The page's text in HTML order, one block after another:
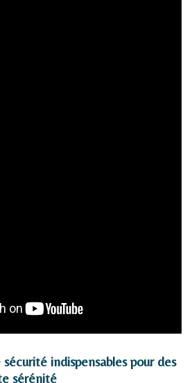
indispensables pour des
sérénité